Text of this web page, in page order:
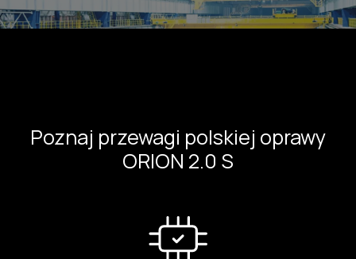
Poznaj przewagi polskiej oprawy
ORION 2.0 S